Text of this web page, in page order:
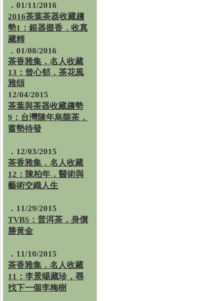
．01/11/2016
2016茶葉茶器收藏趨
勢1：銀器掇香．收真
藏精
．01/08/2016
茶香雅集 ． 名人收藏
13：曾心郁．茶花風
雅頌
12/04/2015
茶葉與茶器收藏趨勢
9：台灣陳年烏龍茶，
蓄勢待發
．12/03/2015
茶香雅集．名人收藏
12：陳柏年．醫術與
藝術交織人生
．11/29/2015
TVBS：普洱茶，身價
勝黃金
．11/10/2015
茶香雅集．名人收藏
11：李景暘藏珍，尋
找下一個李梅樹